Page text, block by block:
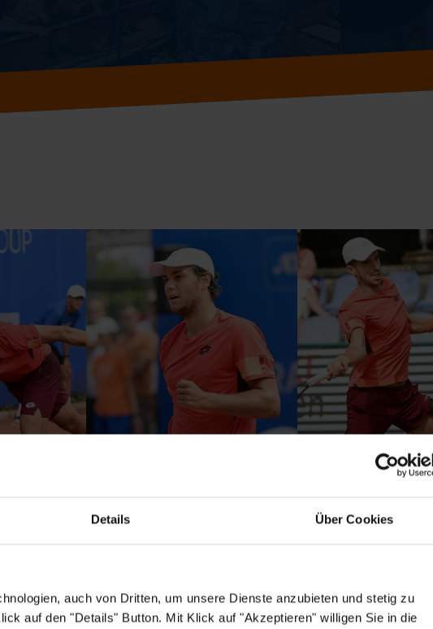
Details Über Cookies
auch von Dritten, um unsere Dienste anzubieten und stetig zu
auf den "Details" Button. Mit Klick auf "Akzeptieren" willigen Sie in die